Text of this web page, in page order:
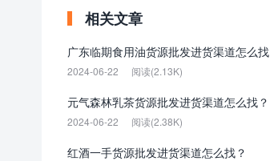
相关文章
广东临期食用油货源批发进货渠道怎么找
2024-06-22 阅读(2.13K)
元气森林乳茶货源批发进货渠道怎么找？
2024-06-22 阅读(2.38K)
红酒一手货源批发进货渠道怎么找？